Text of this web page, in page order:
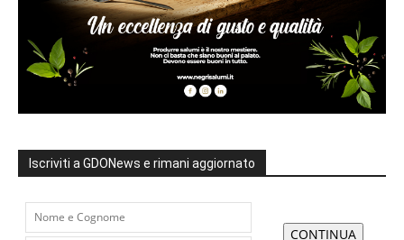
Iscriviti a GDONews e rimani aggiornato